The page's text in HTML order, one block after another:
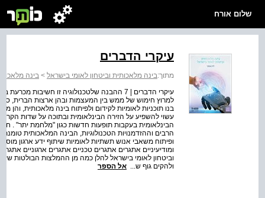
שלום אורח
עיקרי הדברים
מתוך:בינה מלאכותית וביטחון לאומי בישראל > בינה
עיקרי הדברים | 7 ההבנה שלטכנולוגיה זו
למרוץ חימוש של ממש בין המעצמות ובהן ארצות הברית, סין
בנו תוכניות לאומיות לקידום ולפיתוח בינה מלאכותית,
עשוי להשפיע על הזירה הבינלאומית ובתוכה על שדות
הבינלאומית בעקבות תופעות חדשות כגון "מלחמת יתר" .
הרבים וההזדמנויות הטכנולוגיות, הבינה המלאכותית
ופיתוח משאבי אנוש תשתיות לאומיות שיתוף ידע ארגון
ולהקים גוף ש... אל הספר